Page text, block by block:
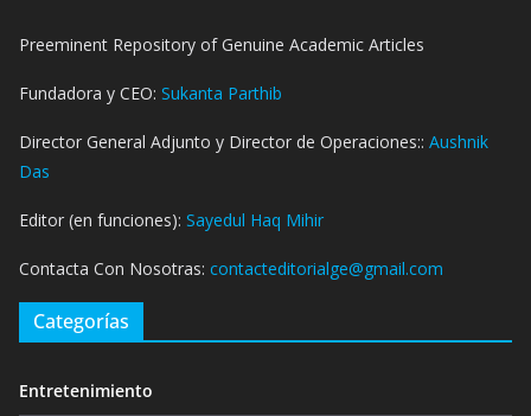
Preeminent Repository of Genuine Academic Articles
Fundadora y CEO: Sukanta Parthib
Director General Adjunto y Director de Operaciones:: Aushnik
Das
Editor (en funciones): Sayedul Haq Mihir
Contacta Con Nosotras: contacteditorialge@gmail.com
Categorías
Entretenimiento